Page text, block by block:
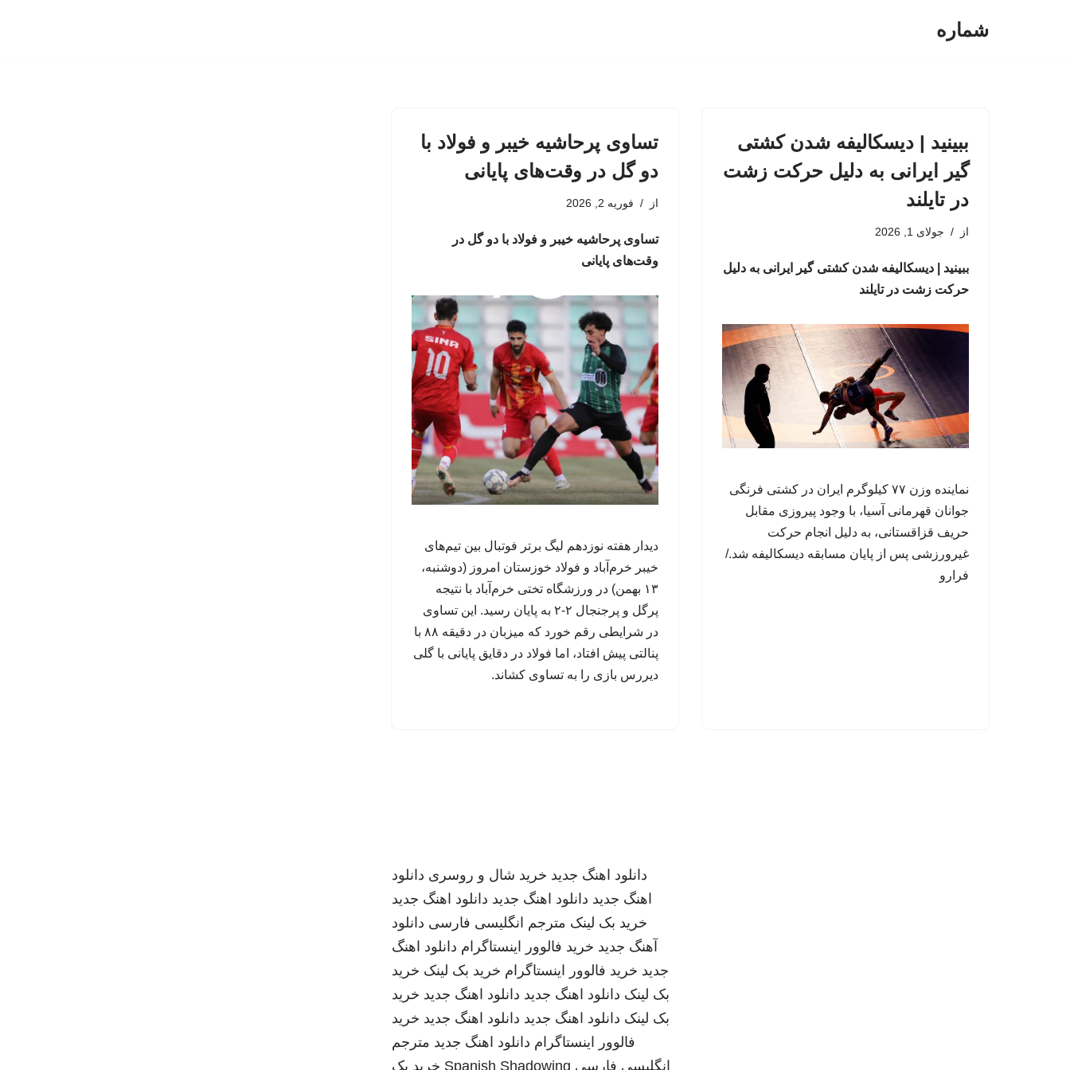
شماره
ببینید | دیسکالیفه شدن کشتی
گیر ایرانی به دلیل حرکت زشت
در تایلند
از جولای 1, 2026
ببینید | دیسکالیفه شدن کشتی گیر ایرانی به دلیل
حرکت زشت در تایلند
نماینده وزن ۷۷ کیلوگرم ایران در کشتی فرنگی
جوانان قهرمانی آسیا، با وجود پیروزی مقابل
حریف قزاقستانی، به دلیل انجام حرکت
غیرورزشی پس از پایان مسابقه دیسکالیفه شد./
فرارو
تساوی پرحاشیه خیبر و فولاد با
دو گل در وقت‌های پایانی
از فوریه 2, 2026
تساوی پرحاشیه خیبر و فولاد با دو گل در
وقت‌های پایانی
دیدار هفته نوزدهم لیگ برتر فوتبال بین تیم‌های
خیبر خرم‌آباد و فولاد خوزستان امروز (دوشنبه،
۱۳ بهمن) در ورزشگاه تختی خرم‌آباد با نتیجه
پرگل و پرجنجال ۲-۲ به پایان رسید. این تساوی
در شرایطی رقم خورد که میزبان در دقیقه ۸۸ با
پنالتی پیش افتاد، اما فولاد در دقایق پایانی با گلی
دیررس بازی را به تساوی کشاند.
دانلود اهنگ جدید خرید شال و روسری دانلود
اهنگ جدید دانلود اهنگ جدید دانلود اهنگ جدید
خرید بک لینک مترجم انگلیسی فارسی دانلود
آهنگ جدید خرید فالوور اینستاگرام دانلود اهنگ
جدید خرید فالوور اینستاگرام خرید بک لینک خرید
بک لینک دانلود اهنگ جدید دانلود اهنگ جدید خرید
بک لینک دانلود اهنگ جدید دانلود اهنگ جدید خرید
فالوور اینستاگرام دانلود اهنگ جدید مترجم
انگلیسی فارسی Spanish Shadowing خرید بک